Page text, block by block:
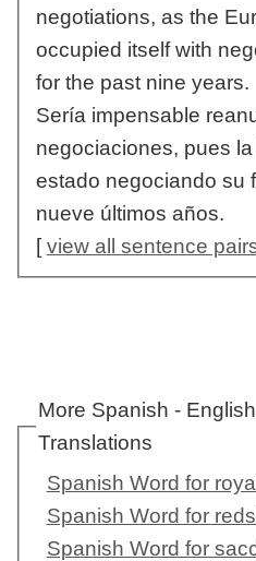
negotiations, as the
occupied itself with
for the past nine years.
Sería impensable
negociaciones, pues
estado negociando su
nueve últimos años.
[view all sentence
More Spanish - English
Translations
Spanish Word for
Spanish Word for
Spanish Word for